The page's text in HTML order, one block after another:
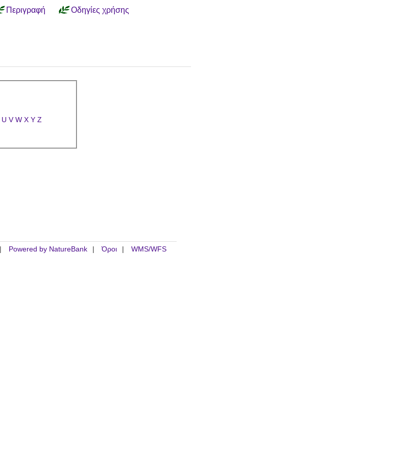
Περιγραφή Οδηγίες χρήσης
U V W X Y Z
Powered by NatureBank Όροι WMS/WFS